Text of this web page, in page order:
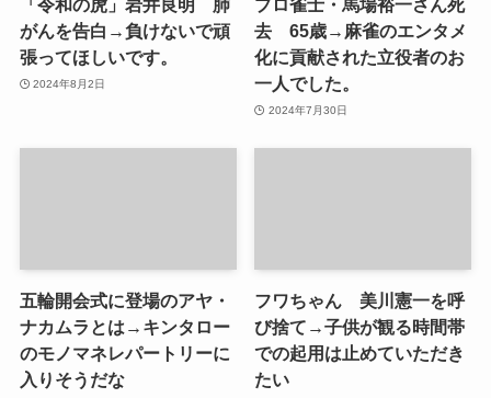
「令和の虎」岩井良明 肺
がんを告白→負けないで頑
張ってほしいです。
2024年8月2日
プロ雀士・馬場裕一さん死
去 65歳→麻雀のエンタメ
化に貢献された立役者のお
一人でした。
2024年7月30日
五輪開会式に登場のアヤ・
ナカムラとは→キンタロー
のモノマネレパートリーに
入りそうだな
フワちゃん 美川憲一を呼
び捨て→子供が観る時間帯
での起用は止めていただき
たい